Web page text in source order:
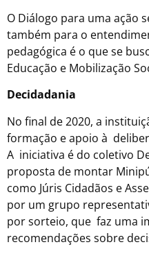
O Diálogo para uma ação
também para o
pedagógica é o que se
Educação e Mobilização
Decidadania
No final de 2020, a
formação e apoio à
A iniciativa é do coletivo
proposta de montar
como Júris Cidadãos e
por um grupo
por sorteio, que faz uma
recomendações sobre